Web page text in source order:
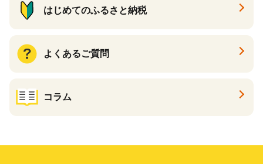
はじめてのふるさと納税
よくあるご質問
コラム